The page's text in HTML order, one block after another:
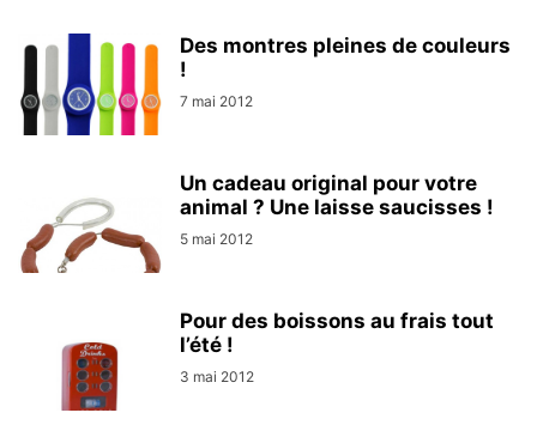
Des montres pleines de couleurs
!
7 mai 2012
Un cadeau original pour votre
animal ? Une laisse saucisses !
5 mai 2012
Pour des boissons au frais tout
l’été !
3 mai 2012